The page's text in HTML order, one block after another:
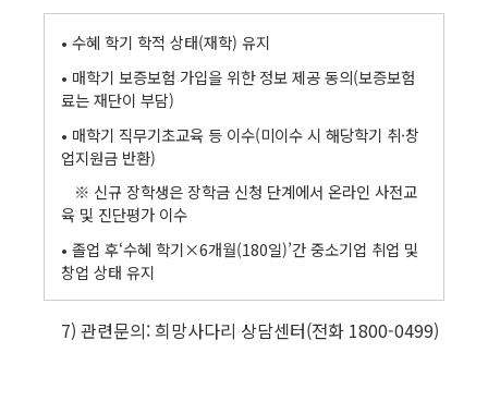
• 수혜 학기 학적 상태(재학) 유지
• 매학기 보증보험 가입을 위한 정보 제공 동의(보증보험
료는 재단이 부담)
• 매학기 직무기초교육 등 이수(미이수 시 해당학기 취·창
업지원금 반환)
※ 신규 장학생은 장학금 신청 단계에서 온라인 사전교
육 및 진단평가 이수
• 졸업 후‘수혜 학기×6개월(180일)’간 중소기업 취업 및
창업 상태 유지
7) 관련문의: 희망사다리 상담센터(전화 1800-0499)